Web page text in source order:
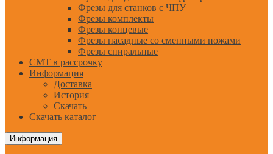
Фрезы для станков с ЧПУ
Фрезы комплекты
Фрезы концевые
Фрезы насадные со сменными ножами
Фрезы спиральные
CMT в рассрочку
Информация
Доставка
История
Скачать
Скачать каталог
Информация